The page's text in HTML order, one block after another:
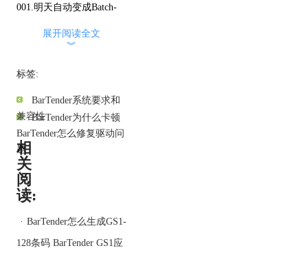
001.明天自动变成Batch-
日期：每次打印时，日期
流水号：标签上编号自动
003……
2. 变量打印的操作步骤
第一步：打开BarTender，
新建模板
启动BarTender，点新建文
档。
选择标签尺寸，比如
第二步：添加文本字段
展开阅读全文
︾
标签:
BarTender系统要求和
兼容性BarTender为什么卡顿
BarTender怎么修复驱动问
题
相
关
阅
读:
· BarTender怎么生成GS1-
128条码 BarTender GS1应